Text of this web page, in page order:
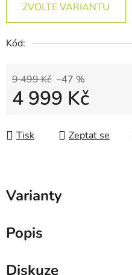
ZVOLTE VARIANTU
Kód:
9 499 Kč –47 %
4 999 Kč
Tisk
Zeptat se
Varianty
Popis
Diskuze